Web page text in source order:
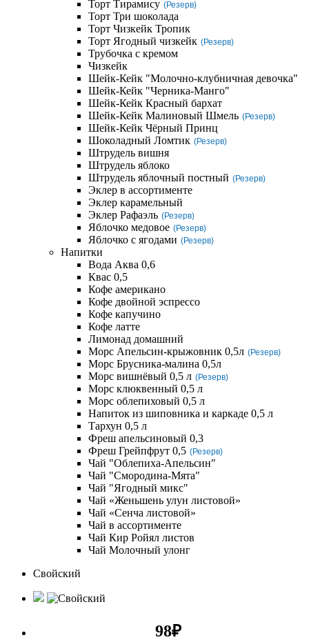
Торт Тирамису (Резерв)
Торт Три шоколада
Торт Чизкейк Тропик
Торт Ягодный чизкейк (Резерв)
Трубочка с кремом
Чизкейк
Шейк-Кейк "Молочно-клубничная девочка"
Шейк-Кейк "Черника-Манго"
Шейк-Кейк Красный бархат
Шейк-Кейк Малиновый Шмель (Резерв)
Шейк-Кейк Чёрный Принц
Шоколадный Ломтик (Резерв)
Штрудель вишня
Штрудель яблоко
Штрудель яблочный постный (Резерв)
Эклер в ассортименте
Эклер карамельный
Эклер Рафаэль (Резерв)
Яблочко медовое (Резерв)
Яблочко с ягодами (Резерв)
Напитки
Вода Аква 0,6
Квас 0,5
Кофе американо
Кофе двойной эспрессо
Кофе капучино
Кофе латте
Лимонад домашний
Морс Апельсин-крыжовник 0,5л (Резерв)
Морс Брусника-малина 0,5л
Морс вишнёвый 0,5 л (Резерв)
Морс клюквенный 0,5 л
Морс облепиховый 0,5 л
Напиток из шиповника и каркаде 0,5 л
Тархун 0,5 л
Фреш апельсиновый 0,3
Фреш Грейпфрут 0,5 (Резерв)
Чай "Облепиха-Апельсин"
Чай "Смородина-Мята"
Чай "Ягодный микс"
Чай «Женьшень улун листовой»
Чай «Сенча листовой»
Чай в ассортименте
Чай Кир Ройял листов
Чай Молочный улонг
Свойский
98₽